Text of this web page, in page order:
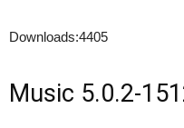
Downloads:4405
Music 5.0.2-